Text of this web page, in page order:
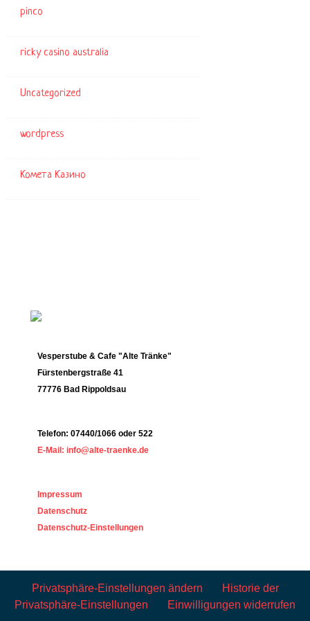
pinco
ricky casino australia
Uncategorized
wordpress
Комета Казино
Vesperstube & Cafe "Alte Tränke"
Fürstenbergstraße 41
77776 Bad Rippoldsau
Telefon: 07440/1066 oder 522
E-Mail: info@alte-traenke.de
Impressum
Datenschutz
Datenschutz-Einstellungen
Privatsphäre-Einstellungen ändern
Historie der
Privatsphäre-Einstellungen
Einwilligungen widerrufen